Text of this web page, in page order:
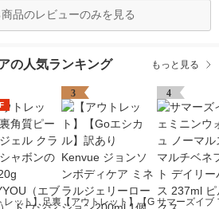
品のレビューのみを見る
の人気ランキング もっと見る
レット】足裏
3
【アウトレット】【G
4
サマーズイブ